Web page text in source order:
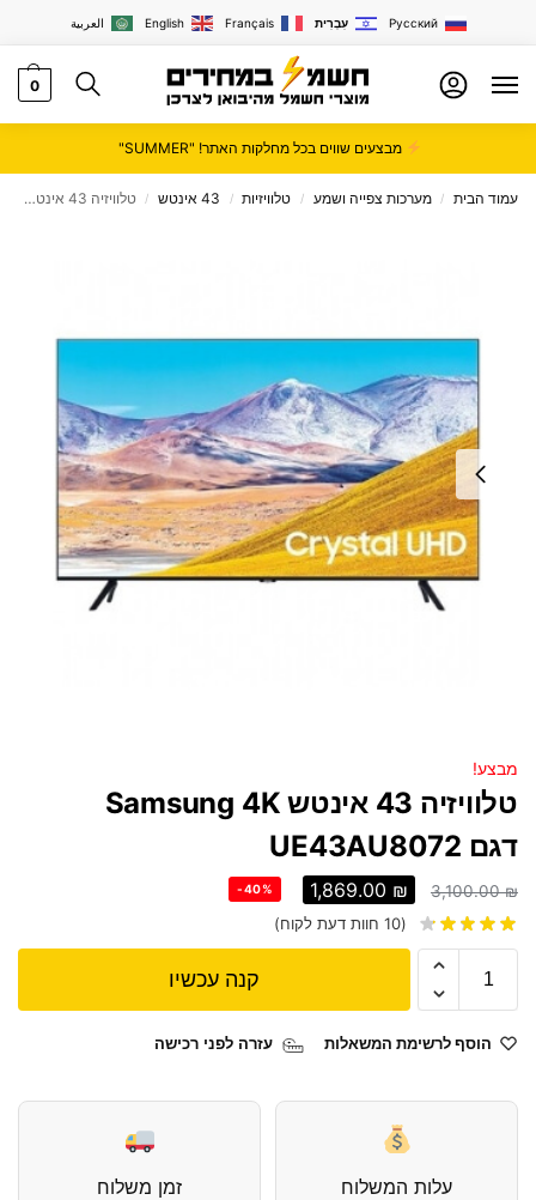
العربية English Français עִבְרִית Русский
0
מבצעים שווים בכל מחלקות האתר! "SUMMER"
עמוד הבית / מערכות צפייה ושמע / טלוויזיות / 43 אינטש / טלוויזיה 43 אינטש Samsung 4K דגם UE43AU8072
מבצע!
טלוויזיה 43 אינטש Samsung 4K
דגם UE43AU8072
3,100.00₪
1,869.00 ₪
-40%
(
10 חוות דעת לקוח)
קנה עכשיו
הוסף לרשימת המשאלות עזרה לפני רכישה
עלות המשלוח
זמן משלוח